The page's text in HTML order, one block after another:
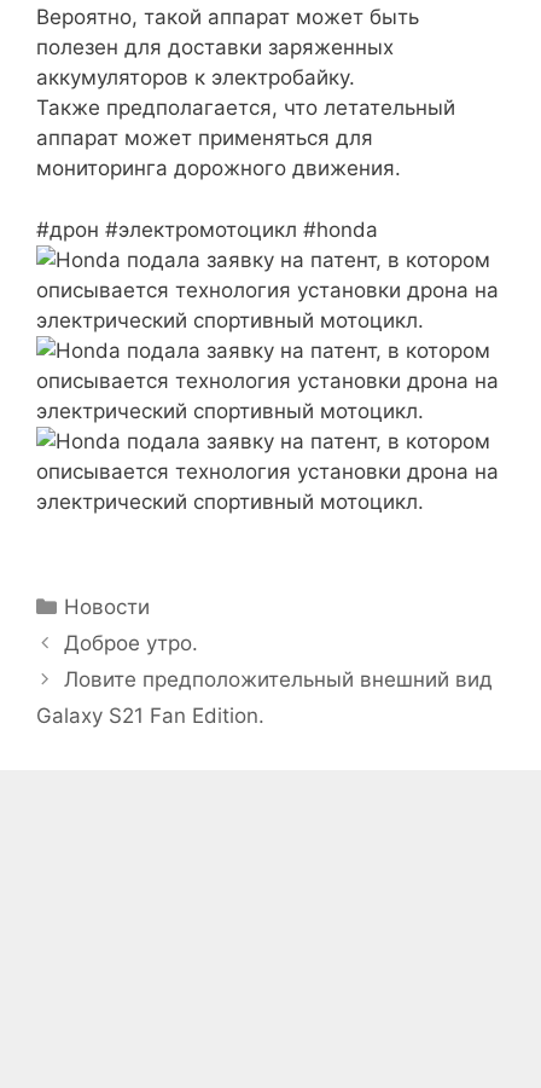
Вероятно, такой аппарат может быть
полезен для доставки заряженных
аккумуляторов к электробайку.
Также предполагается, что летательный
аппарат может применяться для
мониторинга дорожного движения.
#дрон #электромотоцикл #honda
Рубрики
Новости
Доброе утро.
Ловите предположительный внешний вид
Galaxy S21 Fan Edition.